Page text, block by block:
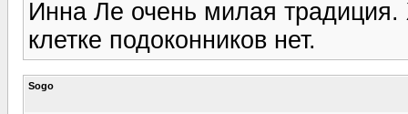
Инна Ле очень милая
клетке подоконников нет.
Sogo